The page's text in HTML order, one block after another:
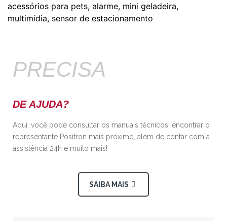
acessórios para pets, alarme, mini geladeira,
multimídia, sensor de estacionamento
PRECISA
DE AJUDA?
Aqui, você pode consultar os manuais técnicos, encontrar o
representante Pósitron mais próximo, além de contar com a
assistência 24h e muito mais!
SAIBA MAIS